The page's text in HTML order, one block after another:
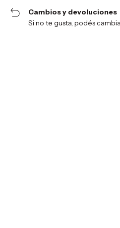
Cambios y devoluciones
Si no te gusta, podés